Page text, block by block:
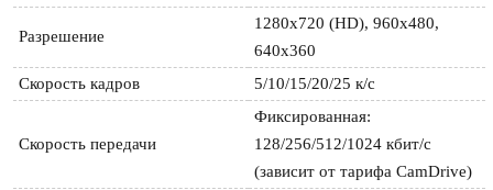
Разрешение
1280x720 (HD), 960x480,
640х360
Скорость кадров
5/10/15/20/25 к/с
Скорость передачи
Фиксированная:
128/256/512/1024 кбит/с
(зависит от тарифа CamDrive)